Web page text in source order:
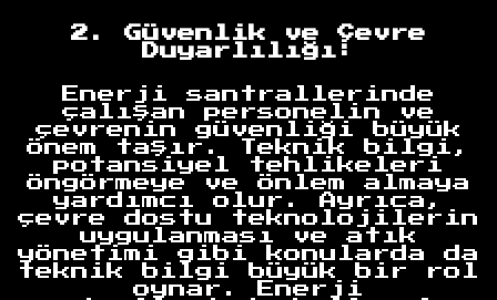
2. Güvenlik ve Çevre
Duyarlılığı:
Enerji santrallerinde
çalışan personelin ve
çevrenin güvenliği büyük
önem taşır. Teknik bilgi,
potansiyel tehlikeleri
öngörmeye ve önlem almaya
yardımcı olur. Ayrıca,
çevre dostu teknolojilerin
uygulanması ve atık
yönetimi gibi konularda da
teknik bilgi büyük bir rol
oynar. Enerji